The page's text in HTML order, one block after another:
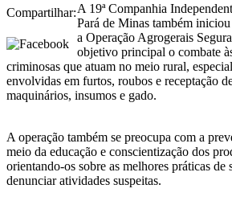
Compartilhar:A 19ª Companhia
Pará de Minas também
a Operação Agrogerais
objetivo principal o combate
criminosas que atuam no meio rural,
envolvidas em furtos, roubos e receptação
maquinários, insumos e gado.
A operação também se preocupa com a
meio da educação e conscientização dos
orientando-os sobre as melhores práticas de
denunciar atividades suspeitas.